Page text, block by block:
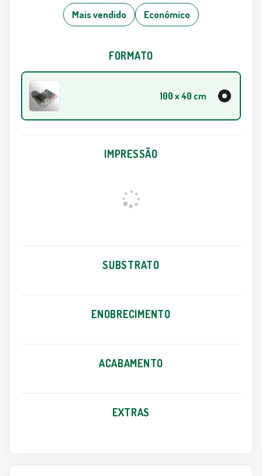
Mais vendido Econômico
FORMATO
100 x 40 cm
IMPRESSÃO
SUBSTRATO
ENOBRECIMENTO
ACABAMENTO
EXTRAS